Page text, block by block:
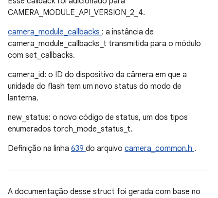
CAMERA_MODULE_API_VERSION_2_4.
camera_module_callbacks : a instância de
camera_module_callbacks_t transmitida para o módulo
com set_callbacks.
camera_id: o ID do dispositivo da câmera em que a
unidade do flash tem um novo status do modo de
lanterna.
new_status: o novo código de status, um dos tipos
enumerados torch_mode_status_t.
Definição na linha 639 do arquivo camera_common.h .
A documentação desse struct foi gerada com base no